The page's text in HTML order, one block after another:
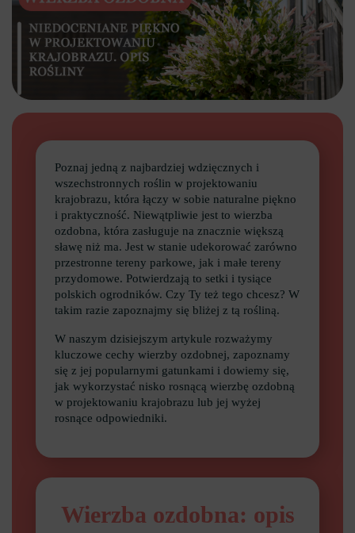
Poznaj jedną z najbardziej wdzięcznych i
wszechstronnych roślin w projektowaniu
krajobrazu, która łączy w sobie naturalne piękno
i praktyczność. Niewątpliwie jest to wierzba
ozdobna, która zasługuje na znacznie większą
sławę niż ma. Jest w stanie udekorować zarówno
przestronne tereny parkowe, jak i małe tereny
przydomowe. Potwierdzają to setki i tysiące
polskich ogrodników. Czy Ty też tego chcesz? W
takim razie zapoznajmy się bliżej z tą rośliną.
W naszym dzisiejszym artykule rozważymy
kluczowe cechy wierzby ozdobnej, zapoznamy
się z jej popularnymi gatunkami i dowiemy się,
jak wykorzystać nisko rosnącą wierzbę ozdobną
w projektowaniu krajobrazu lub jej wyżej
rosnące odpowiedniki.
Wierzba ozdobna: opis